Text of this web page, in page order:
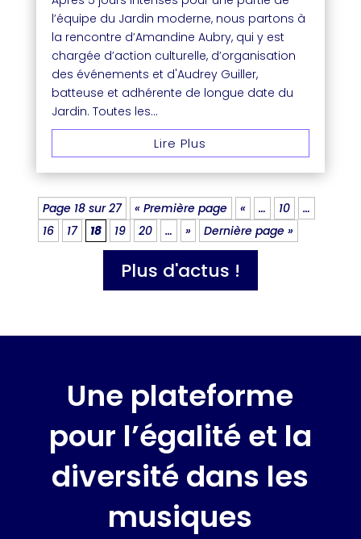
l’équipe du Jardin moderne, nous partons à
la rencontre d’Amandine Aubry, qui y est
chargée d’action culturelle, d’organisation
des événements et d'Audrey Guiller,
batteuse et adhérente de longue date du
Jardin. Toutes les...
Lire Plus
Page 18 sur 27 « Première page « … 10
…
16
17 18 19 20 … » Dernière page »
Plus d'actus !
Une plateforme
pour l’égalité et la
diversité dans les
musiques